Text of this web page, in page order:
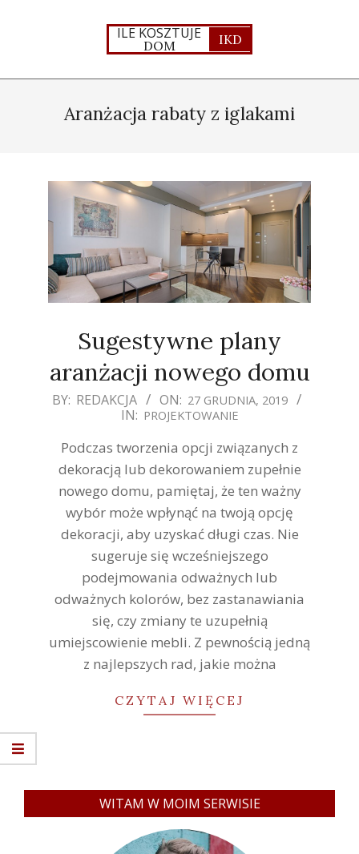
ILE KOSZTUJE
DOM IKD
NavigationAranżacja rabaty z iglakami
Sugestywne plany
aranżacji nowego domu
2019-
27
BY: REDAKCJA ON: 27 GRUDNIA, 2019
IN: PROJEKTOWANIE
Podczas tworzenia opcji związanych z
dekoracją lub dekorowaniem zupełnie
nowego domu, pamiętaj, że ten ważny
wybór może wpłynąć na twoją opcję
dekoracji, aby uzyskać długi czas. Nie
sugeruje się wcześniejszego
podejmowania odważnych lub
odważnych kolorów, bez zastanawiania
się, czy zmiany te uzupełnią
umiejscowienie mebli. Z pewnością jedną
z najlepszych rad, jakie można
CZYTAJ WIĘCEJ
WITAM W MOIM SERWISIE